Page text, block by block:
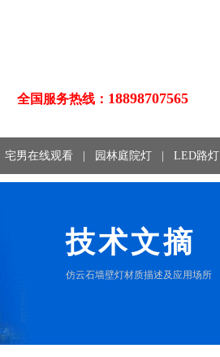
全国服务热线： 18898707565
宅男在线观看 园林庭院灯 LED路灯
技术文摘
仿云石墙壁灯材质描述及应用场所